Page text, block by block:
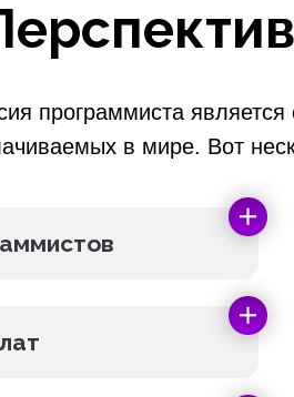
программиста
в мире. Вот